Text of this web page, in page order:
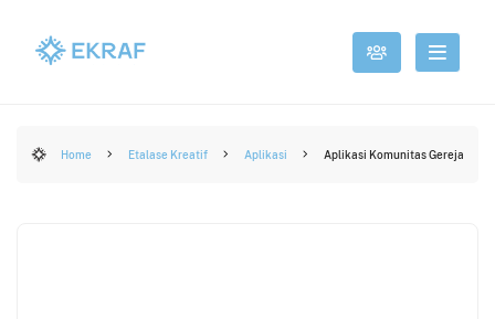
Home Etalase Kreatif Aplikasi Aplikasi Komunitas Gereja